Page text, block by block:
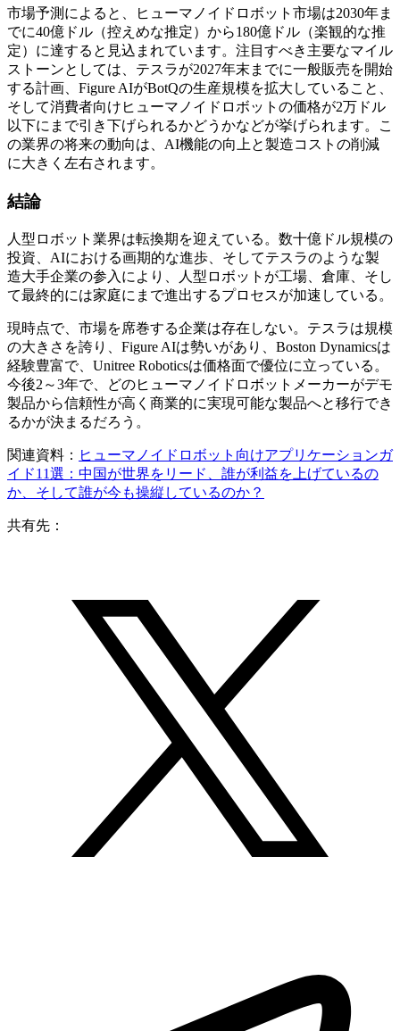
市場予測によると、ヒューマノイドロボット市場は2030年ま
でに40億ドル（控えめな推定）から180億ドル（楽観的な推
定）に達すると見込まれています。注目すべき主要なマイル
ストーンとしては、テスラが2027年末までに一般販売を開始
する計画、Figure AIがBotQの生産規模を拡大していること、
そして消費者向けヒューマノイドロボットの価格が2万ドル
以下にまで引き下げられるかどうかなどが挙げられます。こ
の業界の将来の動向は、AI機能の向上と製造コストの削減
に大きく左右されます。
結論
人型ロボット業界は転換期を迎えている。数十億ドル規模の
投資、AIにおける画期的な進歩、そしてテスラのような製
造大手企業の参入により、人型ロボットが工場、倉庫、そし
て最終的には家庭にまで進出するプロセスが加速している。
現時点で、市場を席巻する企業は存在しない。テスラは規模
の大きさを誇り、Figure AIは勢いがあり、Boston Dynamicsは
経験豊富で、Unitree Roboticsは価格面で優位に立っている。
今後2～3年で、どのヒューマノイドロボットメーカーがデモ
製品から信頼性が高く商業的に実現可能な製品へと移行でき
るかが決まるだろう。
関連資料： ヒューマノイドロボット向けアプリケーションガ
イド11選：中国が世界をリード、誰が利益を上げているの
か、そして誰が今も操縦しているのか？
共有先：